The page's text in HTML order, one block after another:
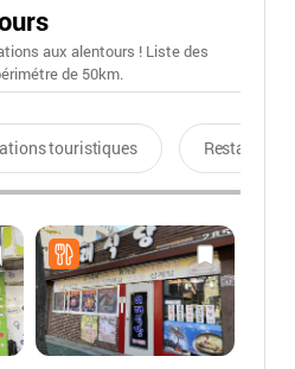
aux alentours ! Liste des
de 50km.
touristiques Restaurants